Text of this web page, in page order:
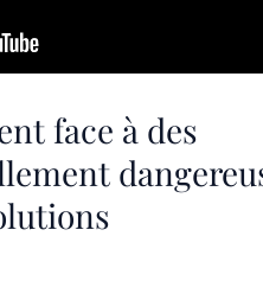
face à des